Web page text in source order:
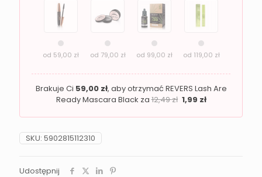
od 59,00 zł od 79,00 zł od 99,00 zł od 119,00 zł
Brakuje Ci 59,00 zł, aby otrzymać REVERS Lash Are
Ready Mascara Black za12,49zł 1,99 zł
SKU: 5902815112310
Udostępnij